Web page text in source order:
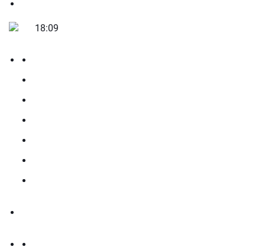
18:09